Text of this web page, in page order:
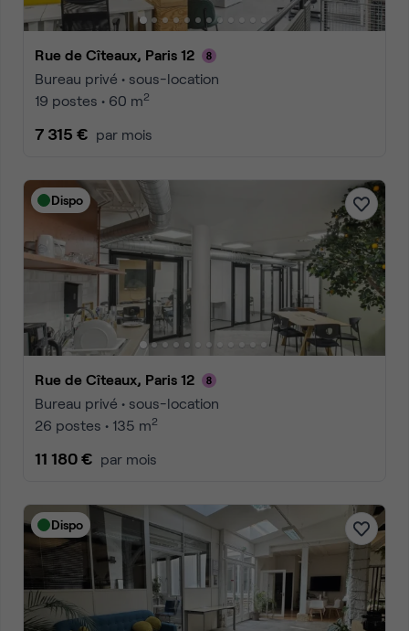
Rue de Cîteaux, Paris 12
Bureau privé • sous-location
19 postes • 60 m2
7 315 € par mois
Dispo
Rue de Cîteaux, Paris 12
Bureau privé • sous-location
26 postes • 135 m2
11 180 € par mois
Dispo